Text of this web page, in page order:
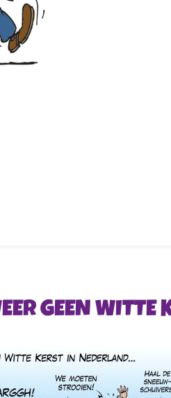
GEEN WITTE